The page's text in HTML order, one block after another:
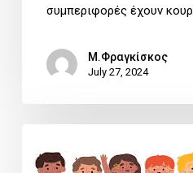
συμπεριφορές έχουν
Μ.Φραγκίσκος
July 27, 2024
εκφραστές